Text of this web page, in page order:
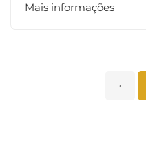
Mais informações
‹